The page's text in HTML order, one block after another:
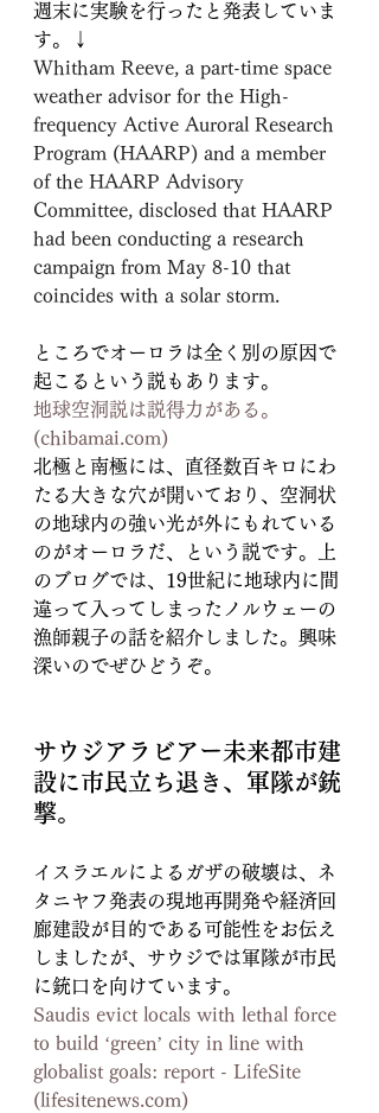
週末に実験を行ったと発表していま
す。↓
Whitham Reeve, a part-time space
weather advisor for the High-
frequency Active Auroral Research
Program (HAARP) and a member
of the HAARP Advisory
Committee, disclosed that HAARP
had been conducting a research
campaign from May 8-10 that
coincides with a solar storm.
ところでオーロラは全く別の原因で
起こるという説もあります。
地球空洞説は説得力がある。
(chibamai.com)
北極と南極には、直径数百キロにわ
たる大きな穴が開いており、空洞状
の地球内の強い光が外にもれている
のがオーロラだ、という説です。上
のブログでは、19世紀に地球内に間
違って入ってしまったノルウェーの
漁師親子の話を紹介しました。興味
深いのでぜひどうぞ。
サウジアラビアー未来都市建
設に市民立ち退き、軍隊が銃
撃。
イスラエルによるガザの破壊は、ネ
タニヤフ発表の現地再開発や経済回
廊建設が目的である可能性をお伝え
しましたが、サウジでは軍隊が市民
に銃口を向けています。
Saudis evict locals with lethal force
to build ‘green’ city in line with
globalist goals: report - LifeSite
(lifesitenews.com)